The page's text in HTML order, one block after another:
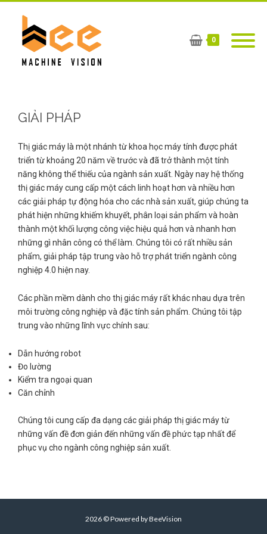
0
GIẢI PHÁP
Thị giác máy là một nhánh từ khoa học máy tính được phát
triển từ khoảng 20 năm về trước và đã trở thành một tính
năng không thể thiếu của ngành sản xuất. Ngày nay hệ thống
thị giác máy cung cấp một cách linh hoạt hơn và nhiều hơn
các giải pháp tự động hóa cho các nhà sản xuất, giúp chúng ta
phát hiện những khiếm khuyết, phân loại sản phẩm và hoàn
thành một khối lượng công việc hiệu quả hơn và nhanh hơn
những gì nhân công có thể làm. Chúng tôi có rất nhiều sản
phẩm, giải pháp tập trung vào hỗ trợ phát triển ngành công
nghiệp 4.0 hiện nay.
Các phần mềm dành cho thị giác máy rất khác nhau dựa trên
môi trường công nghiệp và đặc tính sản phẩm. Chúng tôi tập
trung vào những lĩnh vực chính sau:
Dẫn hướng robot
Đo lường
Kiểm tra ngoại quan
Căn chỉnh
Chúng tôi cung cấp đa dạng các giải pháp thị giác máy từ
những vấn đề đơn giản đến những vấn đề phức tạp nhất để
phục vụ cho ngành công nghiệp sản xuất.
2026 © Powered by BeeVision